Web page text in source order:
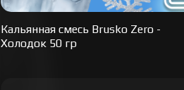
Кальянная cмесь Brusko Zero -
Холодок 50 гр